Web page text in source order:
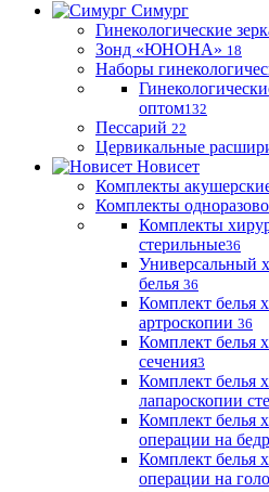
Симург
Гинекологические
Зонд «ЮНОНА» 18
Наборы
оптом132
Пессарий 22
Цервикальные
Новисет
Комплекты
Комплекты
Комплекты
стерильные36
Универсальный
белья 36
Комплект белья
артроскопии 36
Комплект белья
сечения3
Комплект белья
лапароскопии
Комплект белья
операции на
Комплект белья
операции на